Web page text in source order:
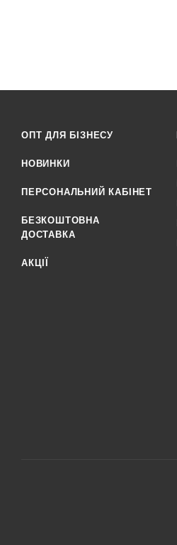
ОПТ ДЛЯ БІЗНЕСУ
НОВИНКИ
ПЕРСОНАЛЬНИЙ КАБІНЕТ
БЕЗКОШТОВНА
ДОСТАВКА
АКЦІЇ